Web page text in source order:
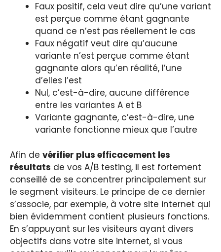
Faux positif, cela veut dire qu’une variant
est perçue comme étant gagnante
quand ce n’est pas réellement le cas
Faux négatif veut dire qu’aucune
variante n’est perçue comme étant
gagnante alors qu’en réalité, l’une
d’elles l’est
Nul, c’est-à-dire, aucune différence
entre les variantes A et B
Variante gagnante, c’est-à-dire, une
variante fonctionne mieux que l’autre
Afin de vérifier plus efficacement les
résultats de vos A/B testing, il est fortement
conseillé de se concentrer principalement sur
le segment visiteurs. Le principe de ce dernier
s’associe, par exemple, à votre site internet qui
bien évidemment contient plusieurs fonctions.
En s’appuyant sur les visiteurs ayant divers
objectifs dans votre site internet, si vous